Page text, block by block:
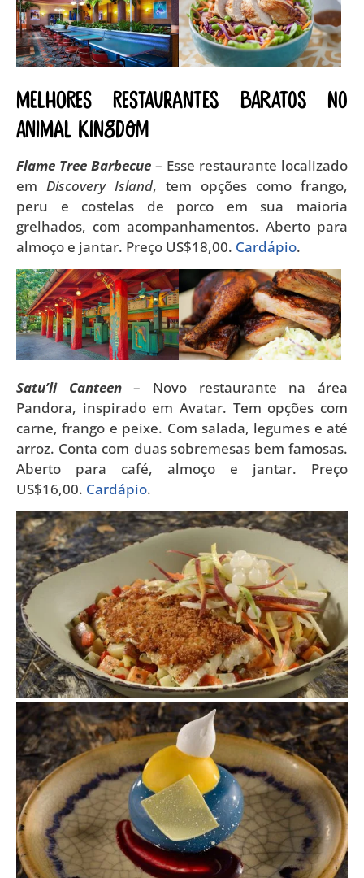
Melhores restaurantes baratos no
Animal Kingdom
Flame Tree Barbecue – Esse restaurante localizado
em Discovery Island, tem opções como frango,
peru e costelas de porco em sua maioria
grelhados, com acompanhamentos. Aberto para
almoço e jantar. Preço US$18,00. Cardápio.
Satu’li Canteen– Novo restaurante na área
Pandora, inspirado em Avatar. Tem opções com
carne, frango e peixe. Com salada, legumes e até
arroz. Conta com duas sobremesas bem famosas.
Aberto para café, almoço e jantar. Preço
US$16,00. Cardápio.